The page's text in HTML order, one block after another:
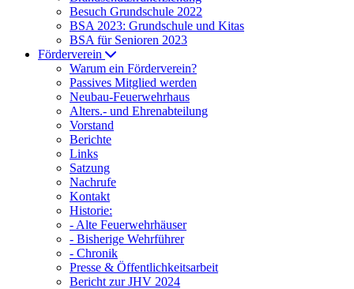
Besuch Grundschule 2022
BSA 2023: Grundschule und Kitas
BSA für Senioren 2023
Förderverein
Warum ein Förderverein?
Passives Mitglied werden
Neubau-Feuerwehrhaus
Alters.- und Ehrenabteilung
Vorstand
Berichte
Links
Satzung
Nachrufe
Kontakt
Historie:
- Alte Feuerwehrhäuser
- Bisherige Wehrführer
- Chronik
Presse & Öffentlichkeitsarbeit
Bericht zur JHV 2024